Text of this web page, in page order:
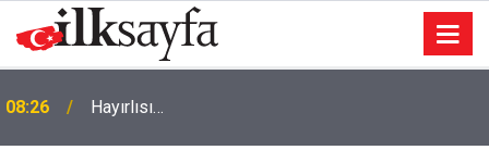
08:26 Hayırlısı…